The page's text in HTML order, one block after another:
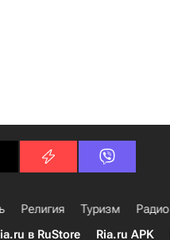
Религия Туризм Радио
в RuStore Ria.ru APK